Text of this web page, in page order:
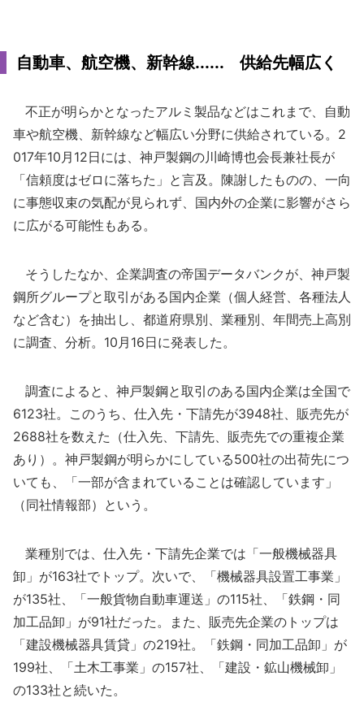
自動車、航空機、新幹線...... 供給先幅広く
不正が明らかとなったアルミ製品などはこれまで、自動
車や航空機、新幹線など幅広い分野に供給されている。2
017年10月12日には、神戸製鋼の川崎博也会長兼社長が
「信頼度はゼロに落ちた」と言及。陳謝したものの、一向
に事態収束の気配が見られず、国内外の企業に影響がさら
に広がる可能性もある。
そうしたなか、企業調査の帝国データバンクが、神戸製
鋼所グループと取引がある国内企業（個人経営、各種法人
など含む）を抽出し、都道府県別、業種別、年間売上高別
に調査、分析。10月16日に発表した。
調査によると、神戸製鋼と取引のある国内企業は全国で
6123社。このうち、仕入先・下請先が3948社、販売先が
2688社を数えた（仕入先、下請先、販売先での重複企業
あり）。神戸製鋼が明らかにしている500社の出荷先につ
いても、「一部が含まれていることは確認しています」
（同社情報部）という。
業種別では、仕入先・下請先企業では「一般機械器具
卸」が163社でトップ。次いで、「機械器具設置工事業」
が135社、「一般貨物自動車運送」の115社、「鉄鋼・同
加工品卸」が91社だった。また、販売先企業のトップは
「建設機械器具賃貸」の219社。「鉄鋼・同加工品卸」が
199社、「土木工事業」の157社、「建設・鉱山機械卸」
の133社と続いた。